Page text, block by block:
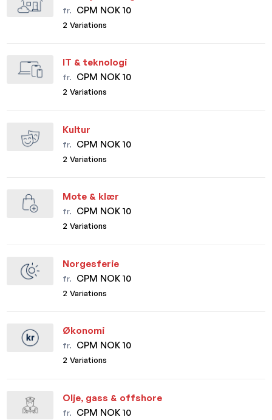
fr. CPM NOK 10
2 Variations
IT & teknologi
fr. CPM NOK 10
2 Variations
Kultur
fr. CPM NOK 10
2 Variations
Mote & klær
fr. CPM NOK 10
2 Variations
Norgesferie
fr. CPM NOK 10
2 Variations
Økonomi
fr. CPM NOK 10
2 Variations
Olje, gass & offshore
fr. CPM NOK 10